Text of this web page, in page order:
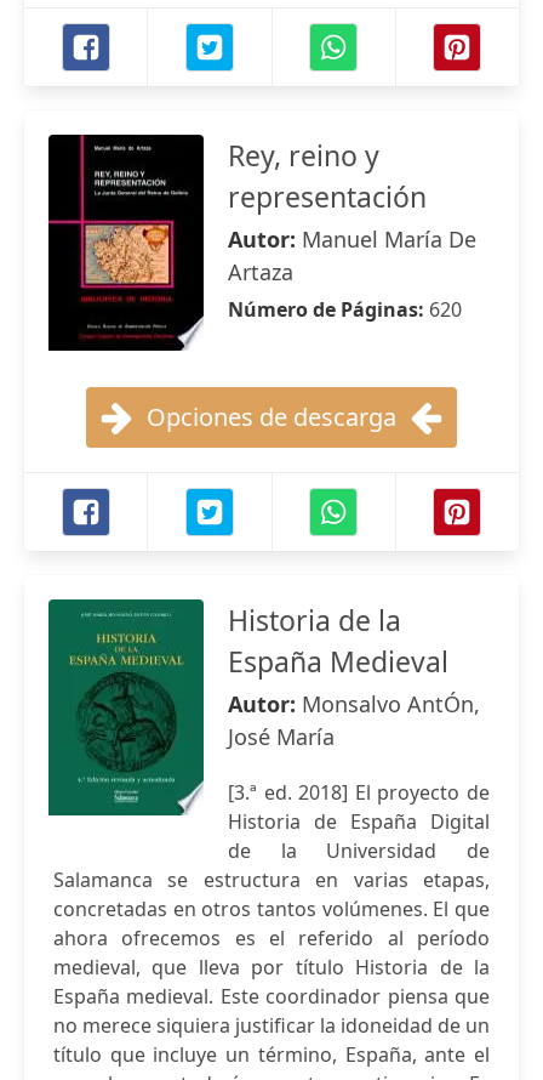
Rey, reino y
representación
Autor: Manuel María De
Artaza
Número de Páginas: 620
Opciones de descarga
Historia de la
España Medieval
Autor: Monsalvo AntÓn,
José María
[3.ª ed. 2018] El proyecto de
Historia de España Digital
de la Universidad de
Salamanca se estructura en varias etapas,
concretadas en otros tantos volúmenes. El que
ahora ofrecemos es el referido al período
medieval, que lleva por título Historia de la
España medieval. Este coordinador piensa que
no merece siquiera justificar la idoneidad de un
título que incluye un término, España, ante el